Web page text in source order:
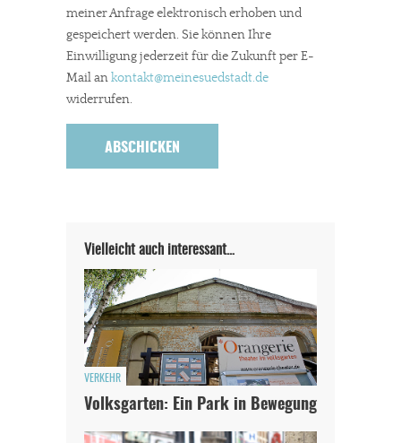
meiner Anfrage elektronisch erhoben und
gespeichert werden. Sie können Ihre
Einwilligung jederzeit für die Zukunft per E-
Mail ankontakt@meinesuedstadt.de
widerrufen.
Vielleicht auch interessant…
VERKEHR
Volksgarten: Ein Park in Bewegung